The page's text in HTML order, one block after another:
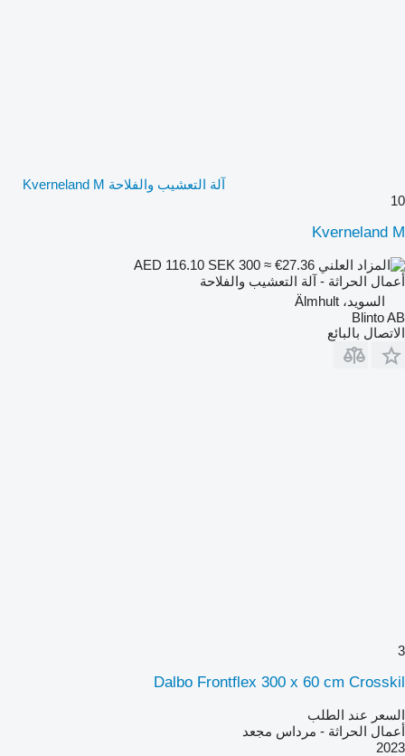
آلة التعشيب والفلاحة Kverneland M
10
Kverneland M
SEK 300 ≈ €27.36
أعمال الحراثة - آلة التعشيب والفلاحة
السويد، Älmhult
Blinto AB
الاتصال بالبائع
3
Dalbo Frontflex 300 x 60 cm Crosskil
السعر عند الطلب
أعمال الحراثة - مرداس مجعد
2023